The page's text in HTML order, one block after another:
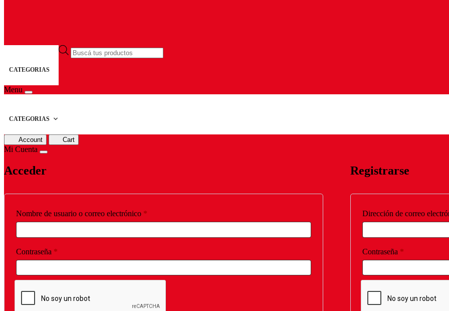
CATEGORIAS
Búsqueda
de
Menu
CATEGORIAS
Account Cart
Mi Cuenta
Acceder
Nombre de usuario o correo electrónico *
Contraseña *
Registrarse
Dirección de correo
Contraseña *Obligatorio